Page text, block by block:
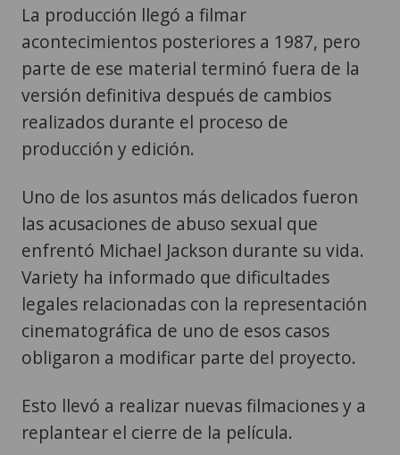
La producción llegó a filmar
acontecimientos posteriores a 1987, pero
parte de ese material terminó fuera de la
versión definitiva después de cambios
realizados durante el proceso de
producción y edición.
Uno de los asuntos más delicados fueron
las acusaciones de abuso sexual que
enfrentó Michael Jackson durante su vida.
Variety ha informado que dificultades
legales relacionadas con la representación
cinematográfica de uno de esos casos
obligaron a modificar parte del proyecto.
Esto llevó a realizar nuevas filmaciones y a
replantear el cierre de la película.